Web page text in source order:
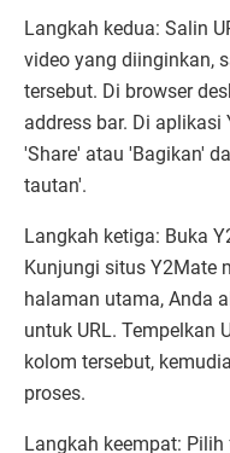
Langkah kedua: Salin
video yang diinginkan,
tersebut. Di browser
address bar. Di aplikasi
'Share' atau 'Bagikan'
tautan'.
Langkah ketiga: Buka
Kunjungi situs Y2Mate
halaman utama, Anda
untuk URL. Tempelkan
kolom tersebut,
proses.
Langkah keempat: